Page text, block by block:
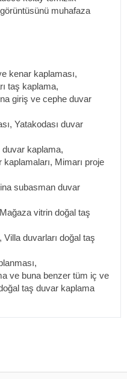
muhafaza
kenar kaplaması,
taş kaplama,
giriş ve cephe duvar
Yatakodası duvar
kaplama,
Mimarı proje
subasman duvar
vitrin doğal taş
duvarları doğal taş
ve buna benzer tüm iç ve
taş duvar kaplama